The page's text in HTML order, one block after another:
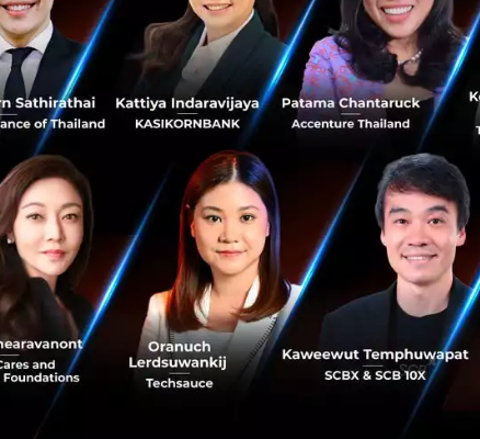
เชื่อว่าเป็นการโอนเงินให้แก่บุคคลหรือสถาบันที่มีอยู่จริง ไม่
สินค้าปลอมเสมือนจริงผ่านช่องออนไลน์ หรือที่เรียกว่า การ
(Authorized push payment fraud: APP Fraud) โดยการสู
ป็น 40% ของธุรกรรมในสหราชอาณาจักร หรือคิดเป็นมูลค่
ประเทศสหรัฐอเมริกาและประเทศอังกฤษ ภายในปี 2026 นี้
“ธนาคารพบว่าการโจรกรรมในลักษณะนี้ยากต่อการตรวจส
ฝ่าย Cyber and Intelligence มาสเตอร์การ์ด
กล่าว “เพร
ประเมิณความเสี่ยงของธนาคาร และยังทำการโอนเงินของพ
ต้องทำการละเมิดมาตรการรักษาความปลอดภัยใดๆ ทั้งสิ้น
มากขึ้นในทุกวัน แต่การฉ้อโกงเหล่านี้กลับกลายเป็นตัวทำลา
ออนไลน์ เพราะฉะนั้นเราจึงตั้งเป้าหมายในการสร้างและรั
เทคโนโลยี AI เวอร์ชันล่าสุด เพื่อช่วยให้ธนาคารสามารถจ